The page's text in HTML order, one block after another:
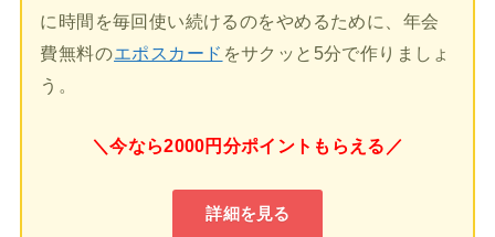
に時間を毎回使い続けるのをやめるために、年会
費無料のエポスカード をサクッと5分で作りましょ
う。
＼今なら2000円分ポイントもらえる／
詳細を見る